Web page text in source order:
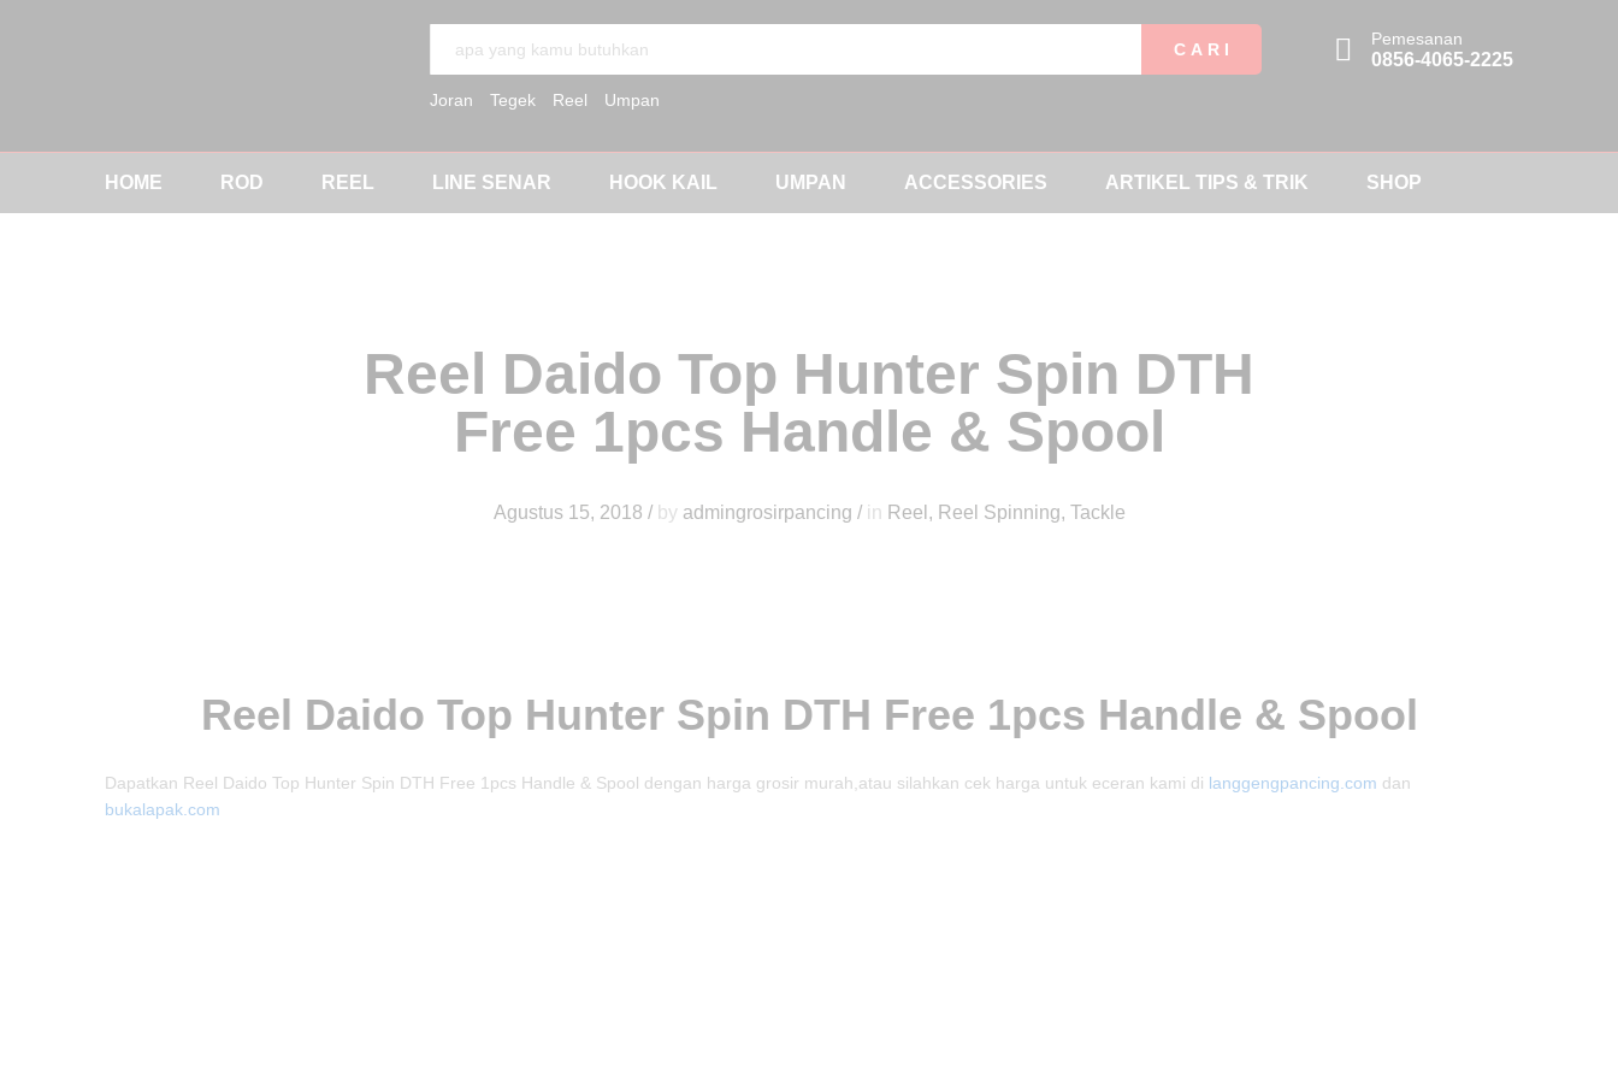
C A R I
Joran Tegek Reel Umpan
Pemesanan
0856-4065-2225
HOME ROD REEL LINE SENAR HOOK KAIL UMPAN ACCESSORIES ARTIKEL TIPS & TRIK SHOP
Reel Daido Top Hunter Spin DTH
Free 1pcs Handle & Spool
Agustus 15, 2018 /by admingrosirpancing /in Reel , Reel Spinning, Tackle
Reel Daido Top Hunter Spin DTH Free 1pcs Handle & Spool
Dapatkan Reel Daido Top Hunter Spin DTH Free 1pcs Handle & Spool dengan harga grosir murah,atau silahkan cek harga untuk eceran kami di langgengpancing.com dan
bukalapak.com